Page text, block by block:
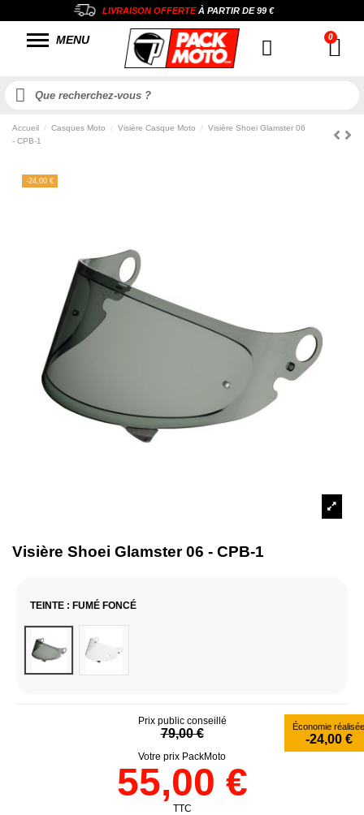
LIVRAISON OFFERTEÀ PARTIR DE99 €
MENU
Accueil Casques Moto Visière Casque Moto
Visière Shoei Glamster 06
- CPB-1
-24,00 €
Visière Shoei Glamster 06 - CPB-1
TEINTE : FUMÉ FONCÉ
Prix public conseillé
79,00 € Économie réalisée
-24,00 €
Votre prix PackMoto
55,00 €
TTC